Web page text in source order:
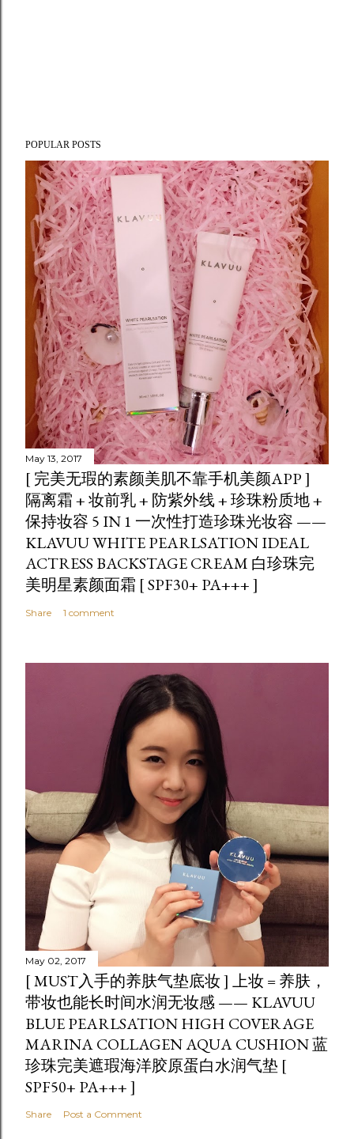
POPULAR POSTS
May 13, 2017
[ 完美无瑕的素颜美肌不靠手机美颜APP ]
隔离霜 + 妆前乳 + 防紫外线 + 珍珠粉质地 +
保持妆容 5 IN 1 一次性打造珍珠光妆容 ——
KLAVUU WHITE PEARLSATION IDEAL
ACTRESS BACKSTAGE CREAM 白珍珠完
美明星素颜面霜 [ SPF30+ PA+++ ]
Share 1 comment
May 02, 2017
[ MUST入手的养肤气垫底妆 ] 上妆 = 养肤，
带妆也能长时间水润无妆感 —— KLAVUU
BLUE PEARLSATION HIGH COVERAGE
MARINA COLLAGEN AQUA CUSHION 蓝
珍珠完美遮瑕海洋胶原蛋白水润气垫 [
SPF50+ PA+++ ]
Share Post a Comment